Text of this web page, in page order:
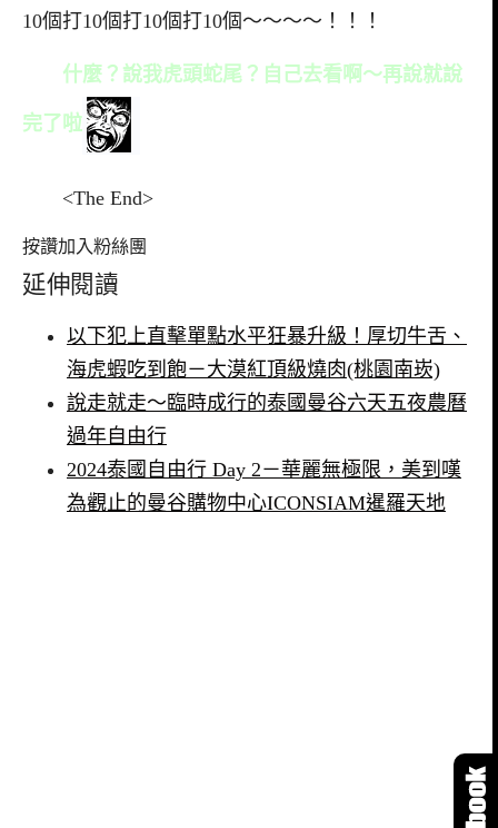
10個打10個打10個打10個～～～～！！！
什麼？說我虎頭蛇尾？自己去看啊～再說就說
完了啦
<The End>
按讚加入粉絲團
延伸閱讀
以下犯上直擊單點水平狂暴升級！厚切牛舌、
海虎蝦吃到飽－大漠紅頂級燒肉(桃園南崁)
說走就走～臨時成行的泰國曼谷六天五夜農曆
過年自由行
2024泰國自由行 Day 2－華麗無極限，美到嘆
為觀止的曼谷購物中心ICONSIAM暹羅天地